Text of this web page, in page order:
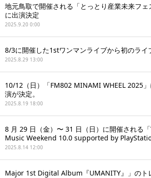
地元鳥取で開催される「とっとり産業未来フェ
に出演決定
2025.9.20 0:00
8/3に開催した1stワンマンライブから初のライ
2025.8.29 13:00
10/12（日）「FM802 MINAMI WHEEL 2025
演が決定。
2025.8.19 18:00
8 月 29 日（金）〜 31 日（日）に開催される
Music Weekend 10.0 supported by
2025.8.14 12:00
Major 1st Digital Album『UMANITY』」のト